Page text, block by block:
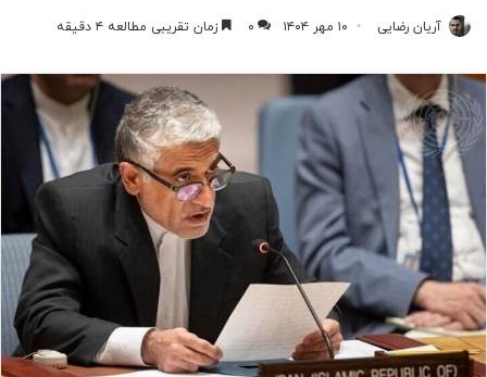
آریان رضایی ۱۰ مهر ۱۴۰۴ ۰ زمان تقریبی مطالعه ۴ دقیقه